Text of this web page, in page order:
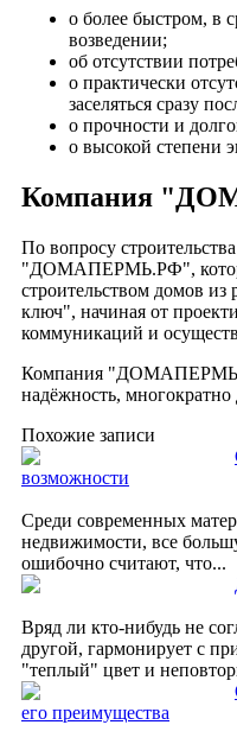
о более быстром, в
возведении;
об отсутствии
о практически
заселяться сразу
о прочности и
о высокой степени
Компания
По вопросу
"ДОМАПЕРМЬ.РФ",
строительством домов
ключ", начиная от
коммуникаций и
Компания
надёжность, многократно
Похожие записи
возможности
Среди современных
недвижимости, все
ошибочно считают, что...
Вряд ли кто-нибудь не
другой, гармонирует с
"теплый" цвет и
его преимущества